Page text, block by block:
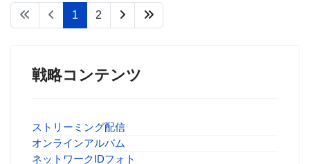
1 2
戦略コンテンツ
ストリーミング配信
オンラインアルバム
ネットワークIDフォト